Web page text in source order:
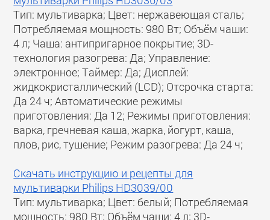
Тип: мультиварка; Цвет: нержавеющая сталь;
Потребляемая мощность: 980 Вт; Объём чаши:
4 л; Чаша: антипригарное покрытие; 3D-
технология разогрева: Да; Управление:
электронное; Таймер: Да; Дисплей:
жидкокристаллический (LCD); Отсрочка старта:
Да 24 ч; Автоматические режимы
приготовления: Да 12; Режимы приготовления:
варка, гречневая каша, жарка, йогурт, каша,
плов, рис, тушение; Режим разогрева: Да 24 ч;
Скачать инструкцию и рецепты для
мультиварки Philips HD3039/00
Тип: мультиварка; Цвет: белый; Потребляемая
мощность: 980 Вт; Объём чаши: 4 л; 3D-